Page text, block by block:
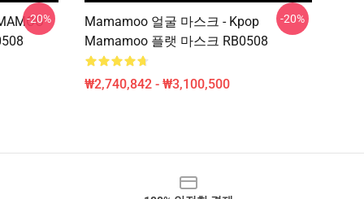
-20%
Mamamoo 얼굴 마스크 - Kpop
Mamamoo 플랫 마스크 RB0508
₩2,740,842 - ₩3,100,500
-20%